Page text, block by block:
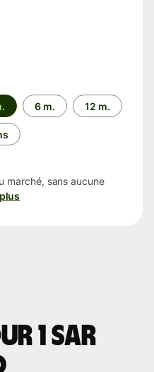
6 m. 12 m.
marché, sans aucune
1 SAR